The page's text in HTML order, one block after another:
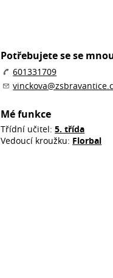
Potřebujete se se
601331709
Mé funkce
Třídní učitel:5. třída
Vedoucí kroužku: Florbal